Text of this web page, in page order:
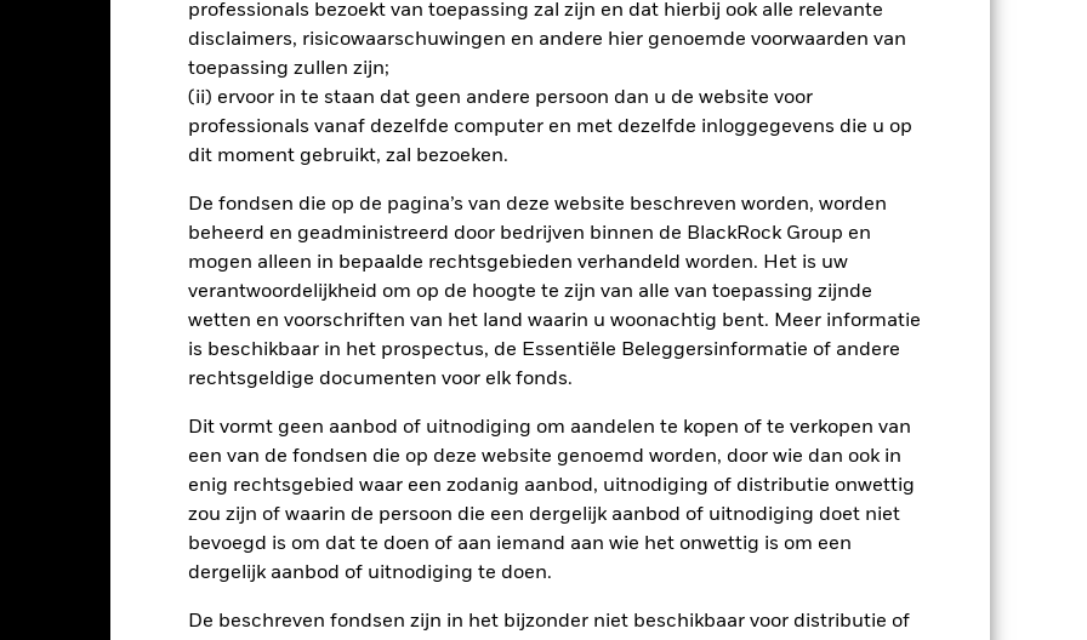
professionals bezoekt van toepassing zal zijn en dat hierbij ook alle relevante
disclaimers, risicowaarschuwingen en andere hier genoemde voorwaarden van
toepassing zullen zijn;
(ii) ervoor in te staan dat geen andere persoon dan u de website voor
professionals vanaf dezelfde computer en met dezelfde inloggegevens die u op
dit moment gebruikt, zal bezoeken.
De fondsen die op de pagina’s van deze website beschreven worden, worden
beheerd en geadministreerd door bedrijven binnen de BlackRock Group en
mogen alleen in bepaalde rechtsgebieden verhandeld worden. Het is uw
verantwoordelijkheid om op de hoogte te zijn van alle van toepassing zijnde
wetten en voorschriften van het land waarin u woonachtig bent. Meer informatie
is beschikbaar in het prospectus, de Essentiële Beleggersinformatie of andere
rechtsgeldige documenten voor elk fonds.
Dit vormt geen aanbod of uitnodiging om aandelen te kopen of te verkopen van
een van de fondsen die op deze website genoemd worden, door wie dan ook in
enig rechtsgebied waar een zodanig aanbod, uitnodiging of distributie onwettig
zou zijn of waarin de persoon die een dergelijk aanbod of uitnodiging doet niet
bevoegd is om dat te doen of aan iemand aan wie het onwettig is om een
dergelijk aanbod of uitnodiging te doen.
De beschreven fondsen zijn in het bijzonder niet beschikbaar voor distributie of
chart with 2 data series.
chart has 1 X axis displaying categories.
Tijdens deze periode behaalde het Fonds zijn rendement in omstandigheden die niet langer van toepassing zijn.
22/nov/2024 gebruikte het Fonds een andere benchmark die in de benchmarkgegevens wordt
2021 2022 2023 2024 2025